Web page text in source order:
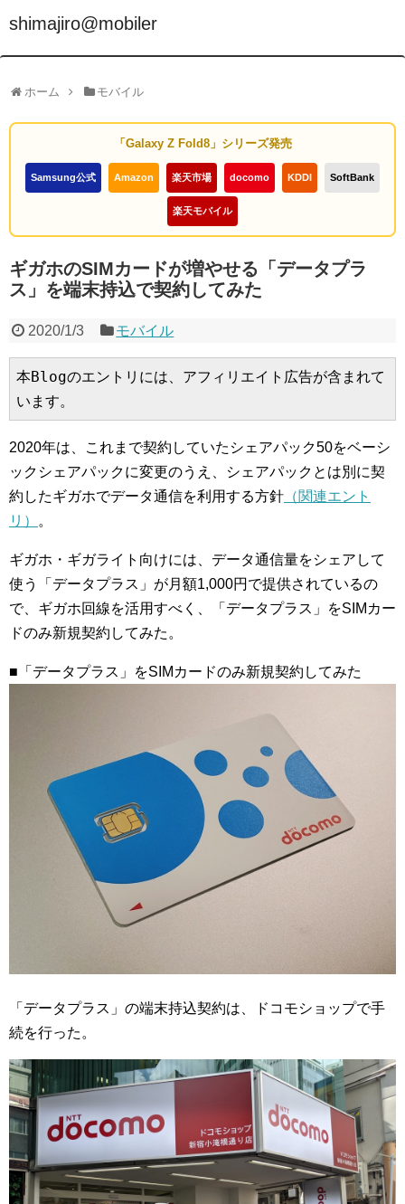
shimajiro@mobiler
ホーム モバイル
「Galaxy Z Fold8」シリーズ発売
Samsung公式 Amazon 楽天市場 docomo KDDI SoftBank
楽天モバイル
ギガホのSIMカードが増やせる「データプラ
ス」を端末持込で契約してみた
2020/1/3 モバイル
本Blogのエントリには、アフィリエイト広告が含まれて
います。
2020年は、これまで契約していたシェアパック50をベーシ
ックシェアパックに変更のうえ、シェアパックとは別に契
約したギガホでデータ通信を利用する方針 （関連エント
リ）
。
ギガホ・ギガライト向けには、データ通信量をシェアして
使う「データプラス」が月額1,000円で提供されているの
で、ギガホ回線を活用すべく、「データプラス」をSIMカー
ドのみ新規契約してみた。
■「データプラス」をSIMカードのみ新規契約してみた
「データプラス」の端末持込契約は、ドコモショップで手
続を行った。